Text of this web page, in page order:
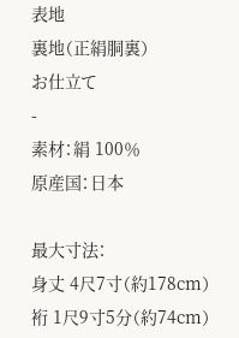
表地
裏地（正絹胴裏）
お仕立て
-
素材：絹 100％
原産国：日本
最大寸法：
身丈 4尺7寸（約178cm）
裄 1尺9寸5分（約74cm）